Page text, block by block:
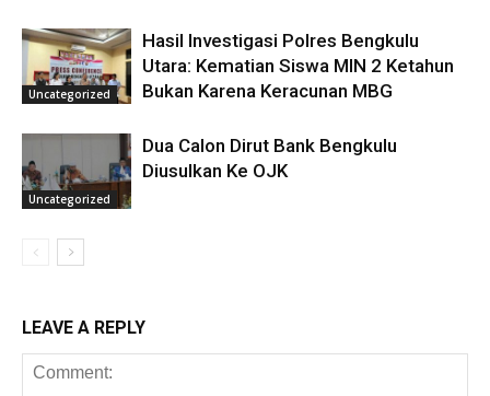
Uncategorized
Hasil Investigasi Polres Bengkulu
Utara: Kematian Siswa MIN 2 Ketahun
Bukan Karena Keracunan MBG
Uncategorized
Dua Calon Dirut Bank Bengkulu
Diusulkan Ke OJK
LEAVE A REPLY